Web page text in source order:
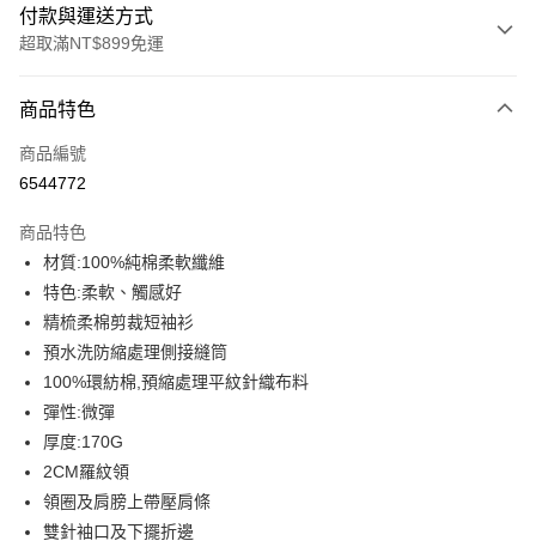
付款與運送方式
超取滿NT$899免運
信用卡一次付款
信用卡分期付款
合作金庫商業銀行
華南商業銀行
上海商業儲蓄銀行
國泰世華商業銀行
臺灣中小企業銀行
匯豐（台灣）商業銀行
華泰商業銀行
聯邦商業銀行
遠東國際商業銀行
元大商業銀行
玉山商業銀行
台新國際商業銀行
台灣樂天信用卡公司
6 期 0 利率 每期
華南商業銀行
上海商業儲蓄銀行
國泰世華商業銀行
臺灣中小企業銀行
台中商業銀行
匯豐（台灣）商業銀行
聯邦商業銀行
元大商業銀行
玉山商業銀行
台新國際商業銀行
台灣樂天信用卡公司
12 期 0 利率 每期NT$27
合作金庫商業銀行
上海商業儲蓄銀行
國泰世華商業銀行
兆豐國際商業銀行
臺灣中小企業銀行
匯豐（台灣）商業銀行
聯邦商業銀行
元大商業銀行
玉山商業銀行
台新國際商業銀行
超商取貨付款
LINE Pay
Apple Pay
街口支付
悠遊付
Google Pay
商品特色
商品編號
6544772
商品特色
材質:100%純棉柔軟纖維
特色:柔軟、觸感好
精梳柔棉剪裁短袖衫
預水洗防縮處理側接縫筒
100%環紡棉,預縮處理平紋針織布料
彈性:微彈
厚度:170G
2CM羅紋領
領圈及肩膀上帶壓肩條
雙針袖口及下擺折邊